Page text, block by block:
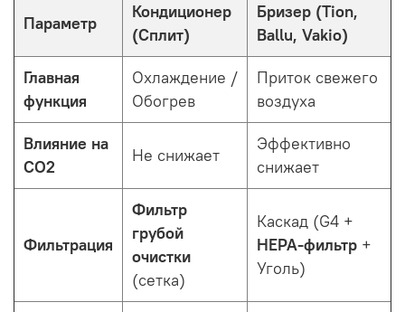
Параметр
Кондиционер
(Сплит)
Бризер (Tion,
Ballu, Vakio)
Главная
функция
Охлаждение /
Обогрев
Приток свежего
воздуха
Влияние на
CO2
Не снижает
Эффективно
снижает
Фильтрация
Фильтр
грубой
очистки
(сетка)
Каскад (G4 +
HEPA-фильтр +
Уголь)